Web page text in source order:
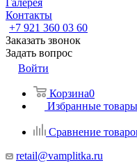
Галерея
Контакты
+7 921 360 03 60
Заказать звонок
Задать вопрос
Войти
Корзина0
Избранные товары
Сравнение
retail@vamplitka.ru